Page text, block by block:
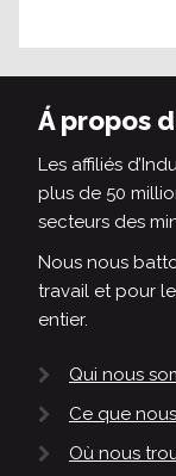
Á propos
Les affiliés
plus de 50
secteurs des
Nous nous
travail et pour
entier.
Qui nous
Ce que
Où nous